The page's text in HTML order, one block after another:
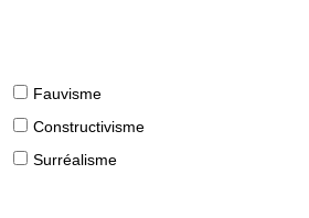
Fauvisme
Constructivisme
Surréalisme